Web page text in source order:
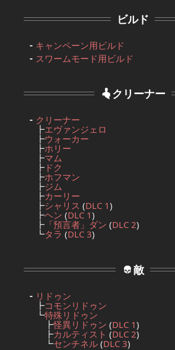
ビルド
キャンペーン用ビルド
スワームモード用ビルド
クリーナー
クリーナー
┣エヴァンジェロ
┣ウォーカー
┣ホリー
┣マム
┣ ドク
┣ホフマン
┣ジム
┣カーリー
┣シャリス (DLC 1)
┣ヘン (DLC 1)
┣ 「預言者」ダン (DLC 2)
┗タラ (DLC 3)
敵
リドゥン
┣コモンリドゥン
┗特殊リドゥン
┣怪異リドゥン (DLC 1)
┣カルティスト (DLC 2)
┗センチネル (DLC 3)